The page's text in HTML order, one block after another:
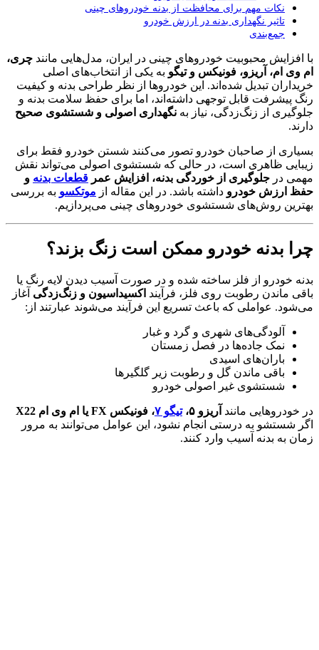
نکات مهم برای محافظت از بدنه خودروهای چینی
تاثیر نگهداری بدنه در ارزش خودرو
جمع‌بندی
با افزایش محبوبیت خودروهای چینی در ایران، مدل‌هایی مانند چری،
ام وی ام، آریزو، فونیکس و تیگو به یکی از انتخاب‌های اصلی
خریداران تبدیل شده‌اند. این خودروها از نظر طراحی بدنه و کیفیت
رنگ پیشرفت قابل توجهی داشته‌اند، اما برای حفظ سلامت بدنه و
جلوگیری از زنگ‌زدگی، نیاز به نگهداری اصولی و شستشوی صحیح
دارند.
بسیاری از صاحبان خودرو تصور می‌کنند شستن خودرو فقط برای
زیبایی ظاهری است، در حالی که شستشوی اصولی می‌تواند نقش
مهمی در جلوگیری از خوردگی بدنه، افزایش عمر قطعات بدنه و
حفظ ارزش خودرو داشته باشد. در این مقاله از موتکسو به بررسی
بهترین روش‌های شستشوی خودروهای چینی می‌پردازیم.
چرا بدنه خودرو ممکن است زنگ بزند؟
بدنه خودرو از فلز ساخته شده و در صورت آسیب دیدن لایه رنگ یا
باقی ماندن رطوبت روی فلز، فرآیند اکسیداسیون و زنگ‌زدگی آغاز
می‌شود. عواملی که باعث تسریع این فرآیند می‌شوند عبارتند از:
آلودگی‌های شهری و گرد و غبار
نمک جاده‌ها در فصل زمستان
باران‌های اسیدی
باقی ماندن گل و رطوبت زیر گلگیرها
شستشوی غیر اصولی خودرو
در خودروهایی مانند آریزو ۵، تیگو ۷
، فونیکس FX یا ام وی ام X22
اگر شستشو به درستی انجام نشود، این عوامل می‌توانند به مرور
زمان به بدنه آسیب وارد کنند.